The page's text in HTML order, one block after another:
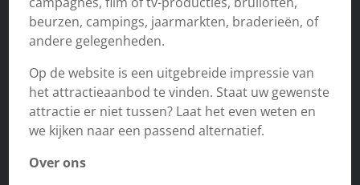
beurzen, campings, jaarmarkten, braderieën, of
andere gelegenheden.
Op de website is een uitgebreide impressie van
het attractieaanbod te vinden. Staat uw gewenste
attractie er niet tussen? Laat het even weten en
we kijken naar een passend alternatief.
Over ons